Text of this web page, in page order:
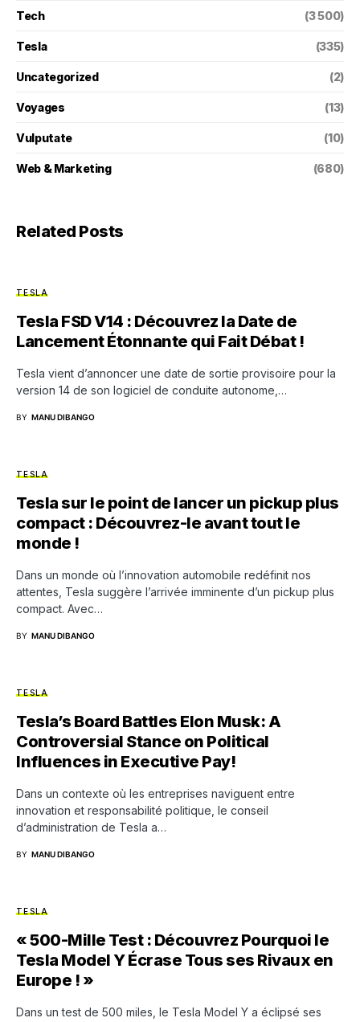
Tech (3 500)
Tesla (335)
Uncategorized (2)
Voyages (13)
Vulputate (10)
Web & Marketing (680)
Related Posts
TESLA
Tesla FSD V14 : Découvrez la Date de
Lancement Étonnante qui Fait Débat !
Tesla vient d’annoncer une date de sortie provisoire pour la
version 14 de son logiciel de conduite autonome,…
BY MANU DIBANGO
TESLA
Tesla sur le point de lancer un pickup plus
compact : Découvrez-le avant tout le
monde !
Dans un monde où l’innovation automobile redéfinit nos
attentes, Tesla suggère l’arrivée imminente d’un pickup plus
compact. Avec…
BY MANU DIBANGO
TESLA
Tesla’s Board Battles Elon Musk: A
Controversial Stance on Political
Influences in Executive Pay!
Dans un contexte où les entreprises naviguent entre
innovation et responsabilité politique, le conseil
d’administration de Tesla a…
BY MANU DIBANGO
TESLA
« 500-Mille Test : Découvrez Pourquoi le
Tesla Model Y Écrase Tous ses Rivaux en
Europe ! »
Dans un test de 500 miles, le Tesla Model Y a éclipsé ses